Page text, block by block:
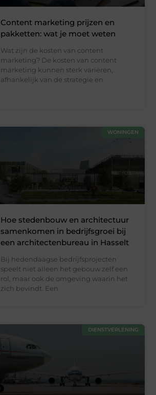
Content marketing prijzen en
pakketten: wat je moet weten
Wat zijn de kosten van content
marketing? De kosten van content
marketing kunnen sterk variëren,
afhankelijk van de strategie en
WONINGEN
Hoe stedenbouw en architectuur
samenkomen in bedrijfsgroei bij
een architectenbureau in Hasselt
Bij hedendaagse bedrijfsprojecten
speelt niet alleen het gebouw zelf een
rol, maar ook de omgeving waarin het
zich bevindt. Een
DIENSTVERLENING